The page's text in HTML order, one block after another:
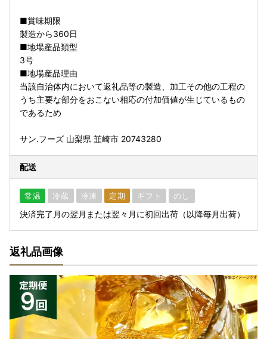
■賞味期限
製造から360日
■地場産品類型
3号
■地場産品理由
当該自治体内において返礼品等の製造、加工その他の工程の
うち主要な部分をおこない相応の付加価値が生じているもの
であるため
サン.フーズ 山梨県 韮崎市 20743280
配送
常温 冷蔵 冷凍 定期 ギフト のし
決済完了月の翌月または翌々月に初回出荷（以降毎月出荷）
返礼品画像